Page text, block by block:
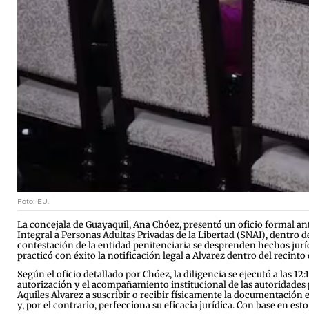
Foto: EU.
La concejala de Guayaquil, Ana Chóez, presentó un oficio formal
Integral a Personas Adultas Privadas de la Libertad (SNAI), dentro
contestación de la entidad penitenciaria se desprenden hechos
practicó con éxito la notificación legal a Alvarez dentro del recinto
Según el oficio detallado por Chóez, la diligencia se ejecutó a las
autorización y el acompañamiento institucional de las
Aquiles Alvarez a suscribir o recibir físicamente la
y, por el contrario, perfecciona su eficacia jurídica. Con base en